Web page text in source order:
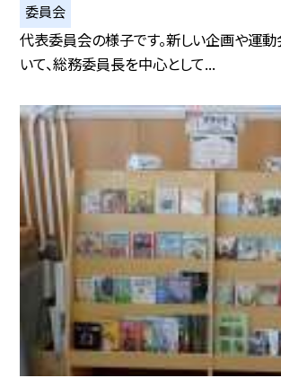
委員会
代表委員会の様子です。新しい企画や運
いて、総務委員長を中心として...